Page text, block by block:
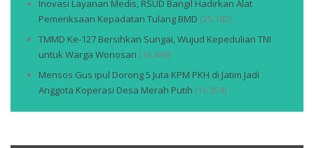
Inovasi Layanan Medis, RSUD Bangil Hadirkan Alat
Pemeriksaan Kepadatan Tulang BMD (25.182)
TMMD Ke-127 Bersihkan Sungai, Wujud Kepedulian TNI
untuk Warga Wonosari (16.489)
Mensos Gus ipul Dorong 5 Juta KPM PKH di Jatim Jadi
Anggota Koperasi Desa Merah Putih (16.354)